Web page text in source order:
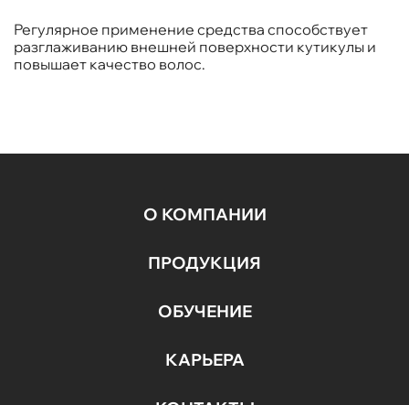
Регулярное применение средства способствует
разглаживанию внешней поверхности кутикулы и
повышает качество волос.
О КОМПАНИИ
ПРОДУКЦИЯ
ОБУЧЕНИЕ
КАРЬЕРА